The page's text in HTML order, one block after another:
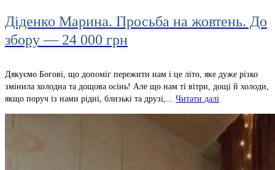
Діденко Марина. Просьба на жовтень. До
збору — 24 000 грн
Дякуємо Богові, що допоміг пережити нам і це літо, яке дуже різко
змінила холодна та дощова осінь! Але що нам ті вітри, дощі й холоди,
якщо поруч із нами рідні, близькі та друзі,... Читати далі